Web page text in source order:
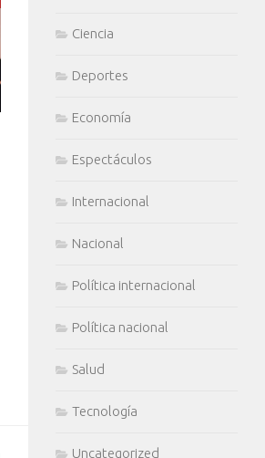
Ciencia
Deportes
Economía
Espectáculos
Internacional
Nacional
Política internacional
Política nacional
Salud
Tecnología
Uncategorized